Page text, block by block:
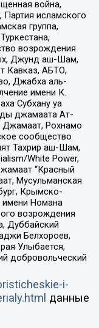
война,
Партия исламского
группа,
возрождения
Джунд аш-Шам,
Кавказ, АБТО,
Джабха аль-
имени К.
Субхану уа
джамаата Ат-
Джамаат, Рохнамо
сообщество
Тахрир аш-Шам,
White Power,
“Красный
Мусульманская
Крымско-
имени Номана
возрождения
Дуббайский
Белхороев,
Улыбается,
добровольческий
i-
данные